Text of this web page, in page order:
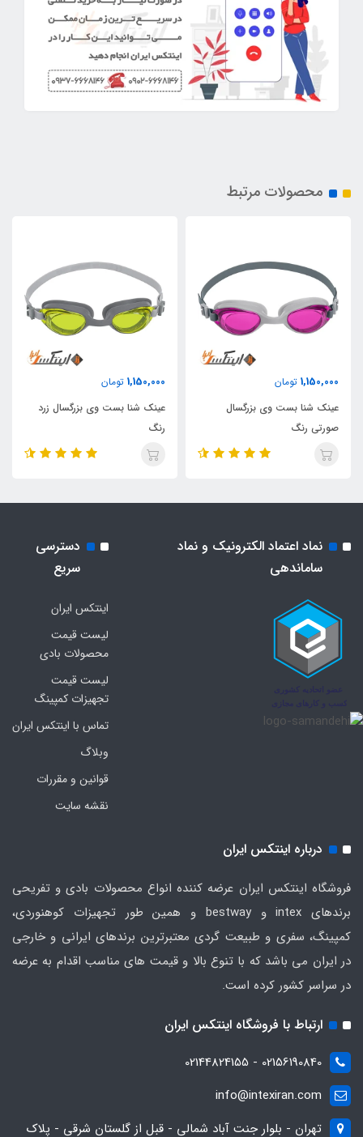
محصولات مرتبط
1,150,000 تومان
عینک شنا بست وی بزرگسال
صورتی رنگ
1,150,000 تومان
عینک شنا بست وی بزرگسال زرد
رنگ
نماد اعتماد الکترونیک و نماد
ساماندهی
دسترسی
سریع
اینتکس ایران
لیست قیمت
محصولات بادی
لیست قیمت
تجهیزات کمپینگ
تماس با اینتکس ایران
وبلاگ
قوانین و مقررات
نقشه سایت
درباره اینتکس ایران
فروشگاه اینتکس ایران عرضه کننده انواع محصولات بادی و تفریحی
برندهای intex و bestway و همین طور تجهیزات کوهنوردی،
کمپینگ، سفری و طبیعت گردی معتبرترین برندهای ایرانی و خارجی
در ایران می باشد که با تنوع بالا و قیمت های مناسب اقدام به عرضه
در سراسر کشور کرده است.
ارتباط با فروشگاه اینتکس ایران
02156190840 - 02144824155
info@intexiran.com
تهران - بلوار جنت آباد شمالی - قبل از گلستان شرقی - پلاک